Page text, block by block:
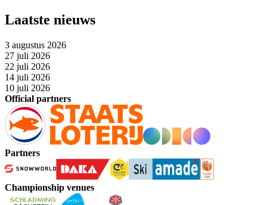
Laatste nieuws
3 augustus 2026
27 juli 2026
22 juli 2026
14 juli 2026
10 juli 2026
Official partners
Partners
Championship venues